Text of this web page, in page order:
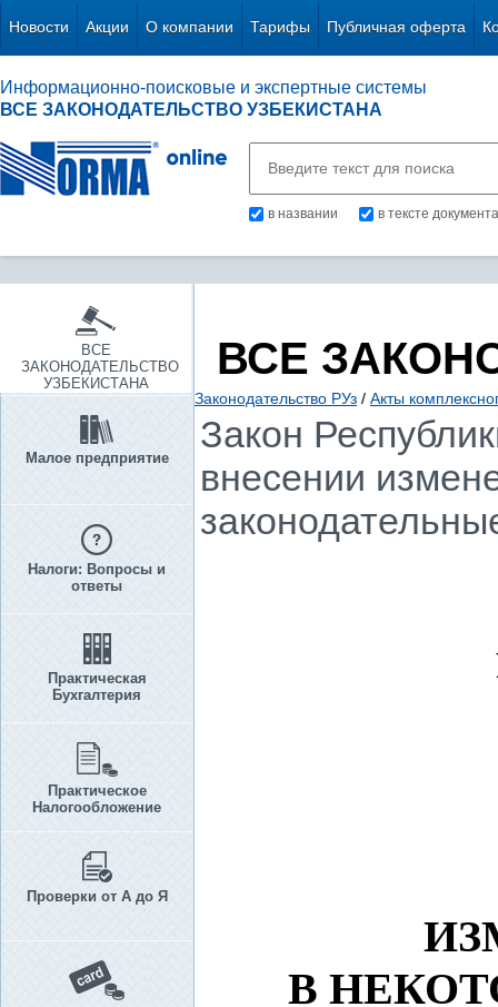
Новости Акции О компании Тарифы Публичная оферта
Информационно-поисковые и экспертные системы
ВСЕ ЗАКОНОДАТЕЛЬСТВО УЗБЕКИСТАНА
в названии в тексте документа
ВСЕ
ЗАКОНОДАТЕЛЬСТВО
УЗБЕКИСТАНА
Малое предприятие
Налоги: Вопросы и
ответы
Практическая
Бухгалтерия
Практическое
Налогообложение
Проверки от А до Я
ВСЕ
Законодательство РУз / Акты
Закон
внесении
В